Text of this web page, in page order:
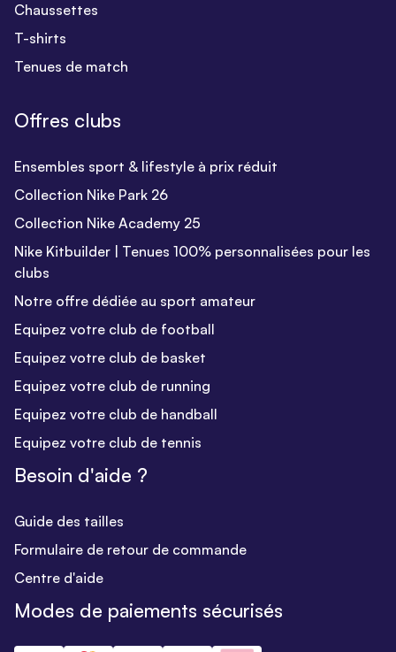
Chaussettes
T-shirts
Tenues de match
Offres clubs
Ensembles sport & lifestyle à prix réduit
Collection Nike Park 26
Collection Nike Academy 25
Nike Kitbuilder | Tenues 100% personnalisées pour les
clubs
Notre offre dédiée au sport amateur
Equipez votre club de football
Equipez votre club de basket
Equipez votre club de running
Equipez votre club de handball
Equipez votre club de tennis
Besoin d'aide ?
Guide des tailles
Formulaire de retour de commande
Centre d'aide
Modes de paiements sécurisés